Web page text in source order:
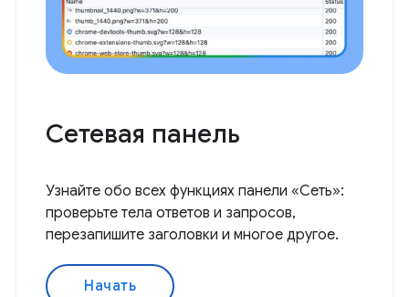
Сетевая панель
Узнайте обо всех функциях панели «Сеть»:
проверьте тела ответов и запросов,
перезапишите заголовки и многое другое.
Начать